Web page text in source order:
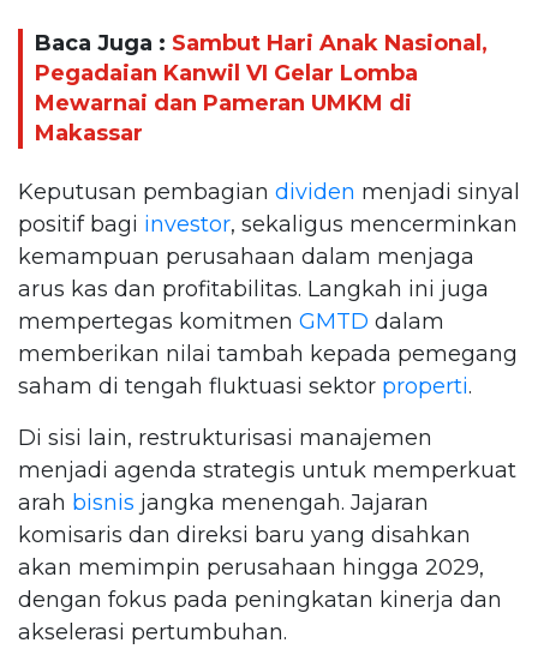
Baca Juga : Sambut Hari Anak Nasional,
Pegadaian Kanwil VI Gelar Lomba
Mewarnai dan Pameran UMKM di
Makassar
Keputusan pembagian dividen menjadi sinyal
positif bagi investor, sekaligus mencerminkan
kemampuan perusahaan dalam menjaga
arus kas dan profitabilitas. Langkah ini juga
mempertegas komitmen GMTD dalam
memberikan nilai tambah kepada pemegang
saham di tengah fluktuasi sektor properti.
Di sisi lain, restrukturisasi manajemen
menjadi agenda strategis untuk memperkuat
arah bisnis jangka menengah. Jajaran
komisaris dan direksi baru yang disahkan
akan memimpin perusahaan hingga 2029,
dengan fokus pada peningkatan kinerja dan
akselerasi pertumbuhan.